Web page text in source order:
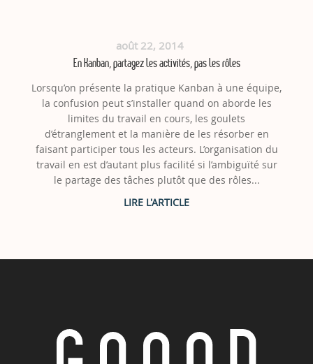
août 22, 2014
En Kanban, partagez les activités, pas les rôles
Lorsqu’on présente la pratique Kanban à une équipe,
la confusion peut s’installer quand on aborde les
limites du travail en cours, les goulets
d’étranglement et la manière de les résorber en
faisant participer tous les acteurs. L’organisation du
travail en est d’autant plus facilité si l’ambiguïté sur
le partage des tâches plutôt que des rôles...